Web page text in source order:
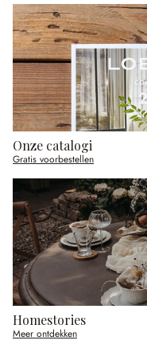
Onze catalogi
Gratis voorbestellen
Homestories
Meer ontdekken